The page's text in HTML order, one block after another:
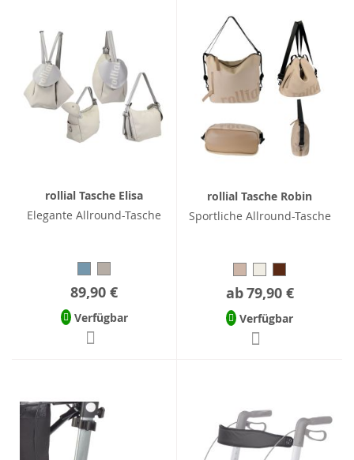
rollial Tasche Elisa
Elegante Allround-Tasche
89,90 €
Verfügbar
rollial Tasche Robin
Sportliche Allround-Tasche
ab79,90 €
Verfügbar